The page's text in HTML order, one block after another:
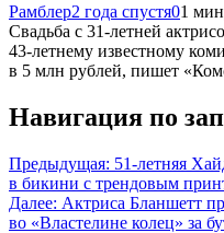
Рамблер2 года спустя01
Свадьба с 31-летней
43-летнему известному
в 5 млн рублей, пишет
Навигация по
Предыдущая: 51-летняя
в бикини с трендовым
Далее: Актриса Бланшетт
во «Властелине колец» за